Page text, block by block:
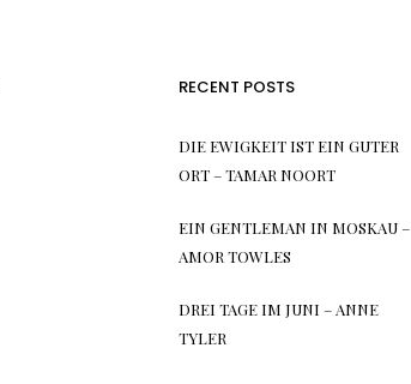
RECENT POSTS
DIE EWIGKEIT IST EIN GUTER
ORT – TAMAR NOORT
EIN GENTLEMAN IN MOSKAU –
AMOR TOWLES
DREI TAGE IM JUNI – ANNE
TYLER